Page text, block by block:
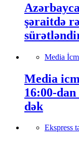
şəraitdə
Media
Media
16:00-
dək
Ekspress